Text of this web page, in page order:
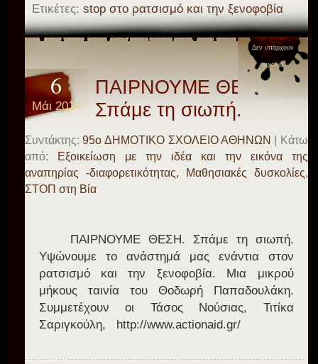
Ετικέτες: stop στο ρατσισμό και την ξενοφοβία
Δεν υπάρχουν
σχόλια
6
Μάι 2014
ΠΑΙΡΝΟΥΜΕ ΘΕΣΗ.
Σπάμε τη σιωπή.
Συντάκτης: 95o ΔΗΜΟΤΙΚΟ ΣΧΟΛΕΙΟ ΑΘΗΝΩΝ
| Κάτω
από:
Εξοικείωση με την ιδέα και την εικόνα της
αναπηρίας -διαφορετικότητας, Μαθησιακές δυσκολίες,
ΣΤΟΠ στη Βία
ΠΑΙΡΝΟΥΜΕ ΘΕΣΗ. Σπάμε τη σιωπή.
Υψώνουμε το ανάστημά μας ενάντια στον
ρατσισμό και την ξενοφοβία. Μια μικρού
μήκους ταινία του Θοδωρή Παπαδουλάκη.
Συμμετέχουν οι Τάσος Νούσιας, Τιτίκα
Σαριγκούλη, http://www.actionaid.gr/